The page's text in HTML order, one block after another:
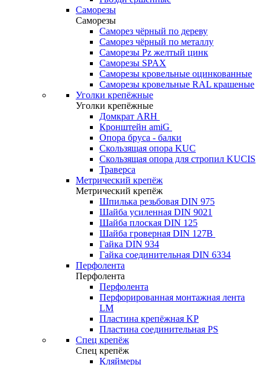
Саморезы
Саморезы
Саморез чёрный по дереву
Саморез чёрный по металлу
Саморезы Pz желтый цинк
Саморезы SPAX
Саморезы кровельные оцинкованные
Саморезы кровельные RAL крашеные
Уголки крепёжные
Уголки крепёжные
Домкрат ARH
Кронштейн amiG
Опора бруса - балки
Скользящая опора KUC
Скользящая опора для стропил KUCIS
Траверса
Метрический крепёж
Метрический крепёж
Шпилька резьбовая DIN 975
Шайба усиленная DIN 9021
Шайба плоская DIN 125
Шайба гроверная DIN 127B
Гайка DIN 934
Гайка соединительная DIN 6334
Перфолента
Перфолента
Перфолента
Перфорированная монтажная лента
LM
Пластина крепёжная KP
Пластина соединительная PS
Спец крепёж
Спец крепёж
Кляймеры